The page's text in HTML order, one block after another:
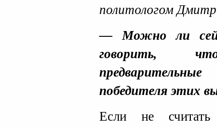
политологом
— Можно ли
говорить,
победителя этих
Если не